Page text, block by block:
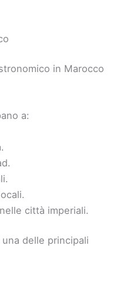
in Marocco
a:
città imperiali.
delle principali